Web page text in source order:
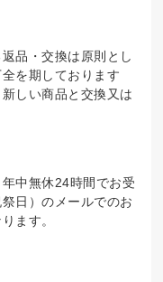
品・交換は原則とし
を期しております
しい商品と交換又は
中無休24時間でお受
日）のメールでのお
ます。